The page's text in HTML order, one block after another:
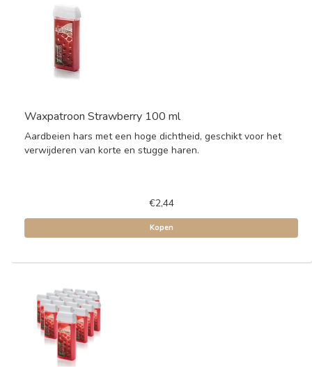
Waxpatroon Strawberry 100 ml
Aardbeien hars met een hoge dichtheid, geschikt voor het
verwijderen van korte en stugge haren.
€2,44
Kopen